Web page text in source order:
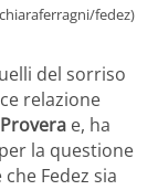
fedez)
del sorriso
relazione
e, ha
la questione
Fedez sia